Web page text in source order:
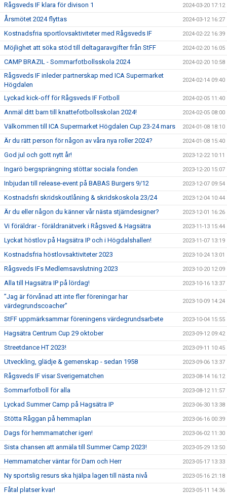
Rågsveds IF klara för divison 1 2024-03-20 17:12
Årsmötet 2024 flyttas 2024-03-12 16:27
Kostnadsfria sportlovsaktiviteter med Rågsveds IF 2024-02-22 16:39
Möjlighet att söka stöd till deltagaravgifter från StFF 2024-02-20 16:05
CAMP BRAZIL - Sommarfotbollsskola 2024 2024-02-20 10:58
Rågsveds IF inleder partnerskap med ICA Supermarket
Högdalen
2024-02-14 09:40
Lyckad kick-off för Rågsveds IF Fotboll 2024-02-05 11:40
Anmäl ditt barn till knattefotbollsskolan 2024! 2024-02-05 08:00
Välkommen till ICA Supermarket Högdalen Cup 23-24 mars 2024-01-08 18:10
Är du rätt person för någon av våra nya roller 2024? 2024-01-08 15:40
God jul och gott nytt år! 2023-12-22 10:11
Ingarö bergsprängning stöttar sociala fonden 2023-12-20 15:07
Inbjudan till release-event på BABAS Burgers 9/12 2023-12-07 09:54
Kostnadsfri skridskoutlåning & skridskoskola 23/24 2023-12-04 10:44
Är du eller någon du känner vår nästa stjärndesigner? 2023-12-01 16:26
Vi föräldrar - föräldranätverk i Rågsved & Hagsätra 2023-11-13 15:44
Lyckat höstlov på Hagsätra IP och i Högdalshallen! 2023-11-07 13:19
Kostnadsfria höstlovsaktiviteter 2023 2023-10-24 13:01
Rågsveds IFs Medlemsavslutning 2023 2023-10-20 12:09
Alla till Hagsätra IP på lördag! 2023-10-16 13:37
”Jag är förvånad att inte fler föreningar har
värdegrundscoacher”
2023-10-09 14:24
StFF uppmärksammar föreningens värdegrundsarbete 2023-10-04 15:55
Hagsätra Centrum Cup 29 oktober 2023-09-12 09:42
Streetdance HT 2023! 2023-09-11 10:45
Utveckling, glädje & gemenskap - sedan 1958 2023-09-06 13:37
Rågsveds IF visar Sverigematchen 2023-08-14 16:12
Sommarfotboll för alla 2023-08-12 11:57
Lyckad Summer Camp på Hagsätra IP 2023-06-30 13:38
Stötta Råggan på hemmaplan 2023-06-16 00:39
Dags för hemmamatcher igen! 2023-06-02 11:30
Sista chansen att anmäla till Summer Camp 2023! 2023-05-29 13:50
Hemmamatcher väntar för Dam och Herr 2023-05-17 13:33
Ny sportslig resurs ska hjälpa lagen till nästa nivå 2023-05-16 21:18
Fåtal platser kvar! 2023-05-11 14:36